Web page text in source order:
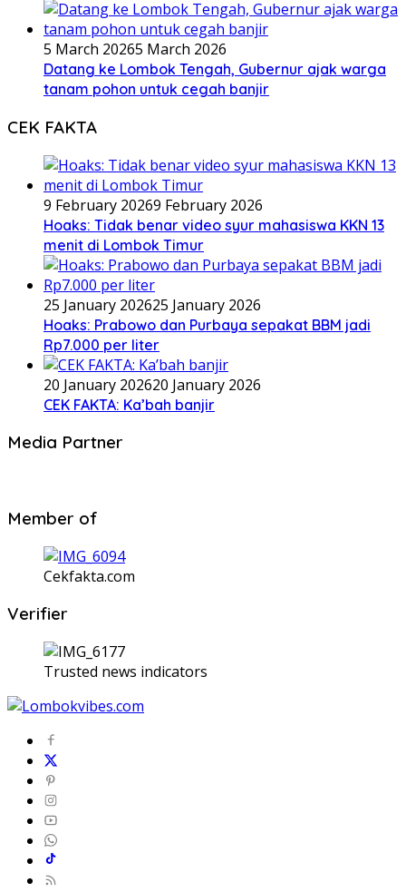
5 March 20265 March 2026
Datang ke Lombok Tengah, Gubernur ajak warga
tanam pohon untuk cegah banjir
CEK FAKTA
9 February 20269 February 2026
Hoaks: Tidak benar video syur mahasiswa KKN 13
menit di Lombok Timur
25 January 202625 January 2026
Hoaks: Prabowo dan Purbaya sepakat BBM jadi
Rp7.000 per liter
20 January 202620 January 2026
CEK FAKTA: Ka’bah banjir
Media Partner
Member of
Cekfakta.com
Verifier
Trusted news indicators